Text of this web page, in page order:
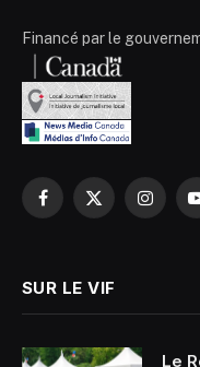
Financé par le
Facebook
X
SUR LE VIF
Le